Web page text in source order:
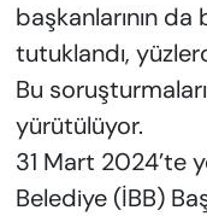
başkanlarının
tutuklandı,
Bu
yürütülüyor.
31 Mart 2024’te
Belediye (İBB)